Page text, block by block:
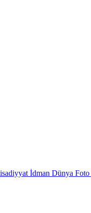
İdman Dünya Foto